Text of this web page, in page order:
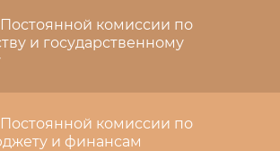
комиссии по
и государственному
комиссии по
и финансам